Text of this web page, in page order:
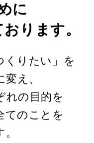
に
ります。
くりたい」を
変え、
れの目的を
てのことを